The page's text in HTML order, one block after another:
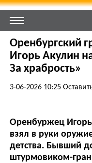
Оренбургский
Игорь Акулин
За храбрость»
3-06-2026 10:25
Оренбуржец
взял в руки
детства. Бывший
штурмовиком-